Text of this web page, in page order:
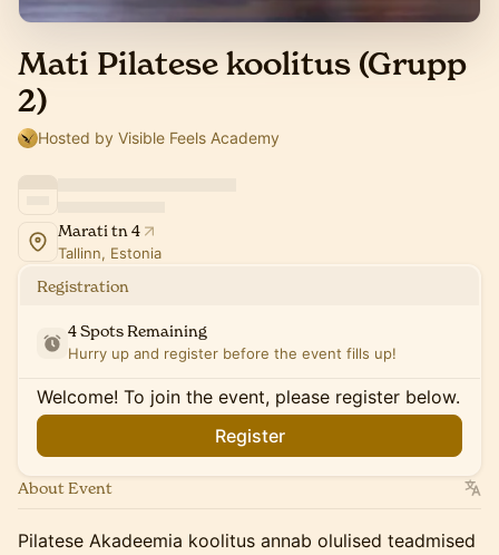
Mati Pilatese koolitus (Grupp
2)
Hosted by Visible Feels Academy
Marati tn 4
Tallinn, Estonia
Registration
4 Spots Remaining
Hurry up and register before the event fills up!
Welcome! To join the event, please register below.
Register
About Event
Pilatese Akadeemia koolitus annab olulised teadmised